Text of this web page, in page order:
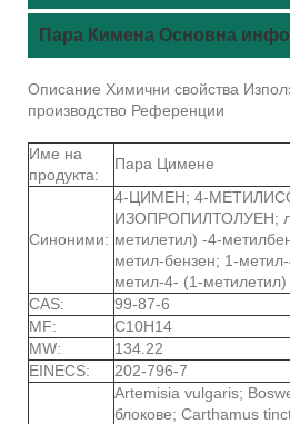
Пара Кимена Основна
Описание Химични свойства
производство Референции
Име на
продукта:
Пара Цимене
Синоними:
4-ЦИМЕН; 4-
ИЗОПРОПИЛТОЛУЕН;
метилетил) -4-
метил-бензен; 1-
метил-4- (1-метилетил)
CAS:
99-87-6
MF:
C10H14
MW:
134.22
EINECS:
202-796-7
Artemisia vulgaris;
блокове; Carthamus